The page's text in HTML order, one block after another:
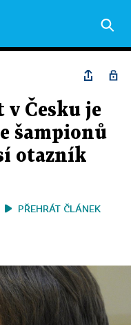
Česku je
šampionů
otazník
PŘEHRÁT ČLÁNEK